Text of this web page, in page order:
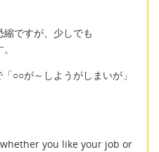
ですが、少しでも
○○が～しようがしまいが」
you like your job or